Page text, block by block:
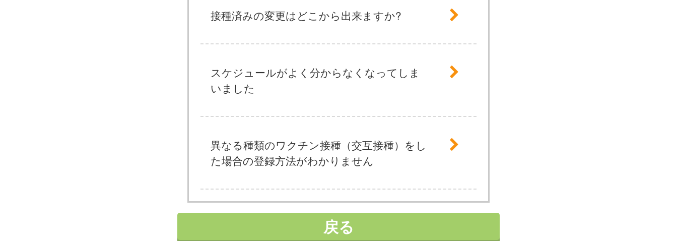
接種済みの変更はどこから出来ますか?
スケジュールがよく分からなくなってしま
いました
異なる種類のワクチン接種（交互接種）をし
た場合の登録方法がわかりません
戻る